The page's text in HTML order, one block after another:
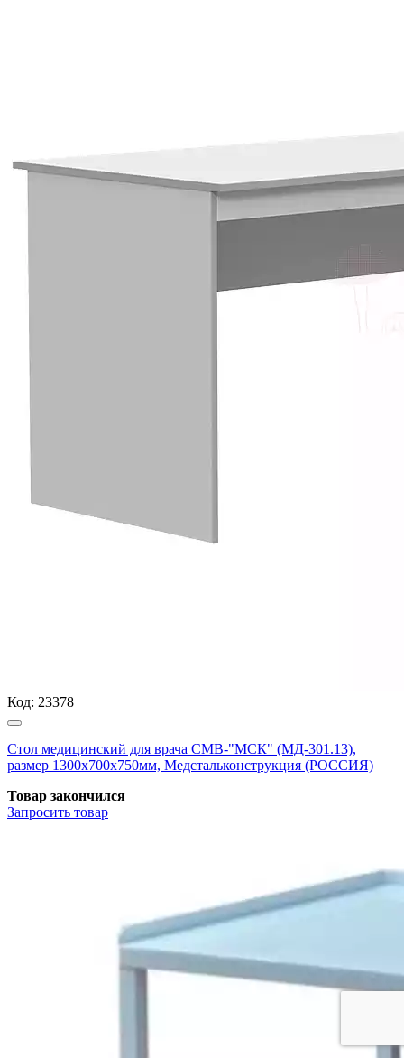
Код: 23378
Стол медицинский для врача СМВ-"МСК" (МД-301.13),
размер 1300х700х750мм, Медстальконструкция (РОССИЯ)
Товар закончился
Запросить товар